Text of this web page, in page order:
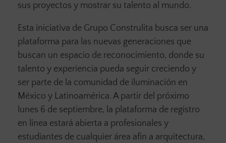
sus proyectos y mostrar su talento al mundo.
Esta iniciativa de Grupo Construlita busca ser una
plataforma para las nuevas generaciones que
buscan un espacio de reconocimiento, donde su
talento y experiencia pueda seguir creciendo y
ser parte de la comunidad de iluminación en
México y Latinoamérica. A partir del próximo
lunes 6 de septiembre, la plataforma de registro
en línea estará abierta a profesionales y
estudiantes de cualquier área afín a arquitectura,